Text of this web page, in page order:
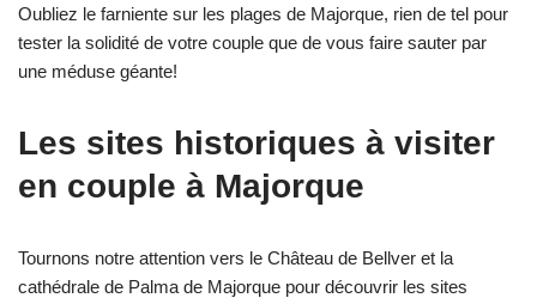
Oubliez le farniente sur les plages de Majorque, rien de tel pour
tester la solidité de votre couple que de vous faire sauter par
une méduse géante!
Les sites historiques à visiter
en couple à Majorque
Tournons notre attention vers le Château de Bellver et la
cathédrale de Palma de Majorque pour découvrir les sites